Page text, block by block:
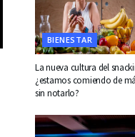
BIENESTAR
La nueva cultura del
¿estamos comiendo de
sin notarlo?